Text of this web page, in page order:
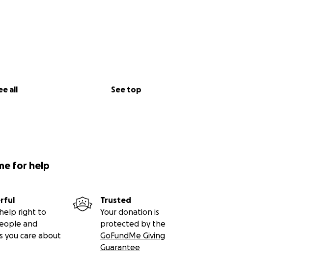
all See top
for help
right to
and
you care about
Trusted
Your donation is
protected by the
GoFundMe Giving
Guarantee